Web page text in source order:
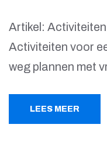
Artikel:
Activiteiten voor
weg plannen met
LEES MEER